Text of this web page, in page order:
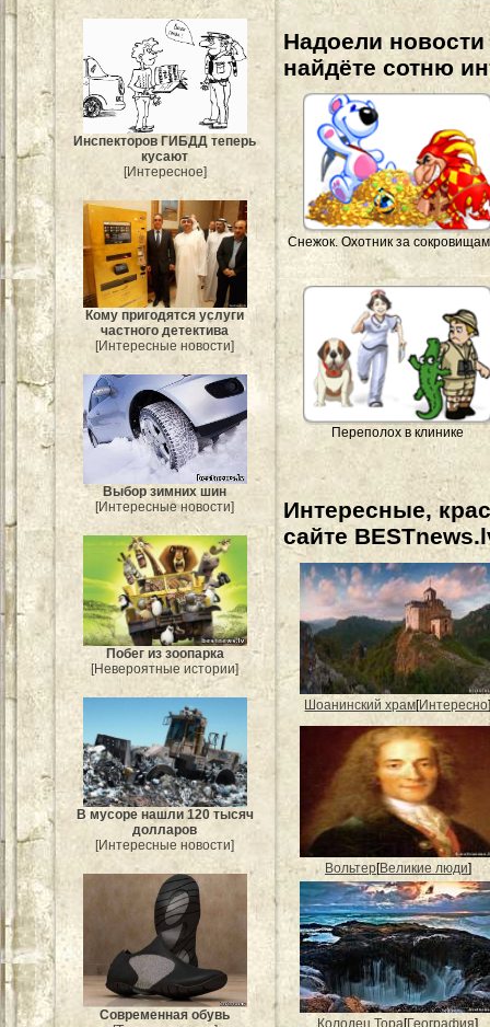
Инспекторов ГИБДД теперь
кусают
[Интересное]
Кому пригодятся услуги
частного детектива
[Интересные новости]
Выбор зимних шин
[Интересные новости]
Побег из зоопарка
[Невероятные истории]
В мусоре нашли 120 тысяч
долларов
[Интересные новости]
Современная обувь
Надоели
найдёте сотню
Снежок. Охотник за
Переполох в клинике
Интересные,
сайте
Шоанинский храм[Интересно
Вольтер[Великие люди]
Колодец Тора [География]